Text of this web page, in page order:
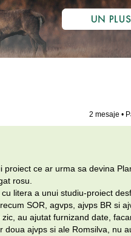
2 mesaje •
proiect ce ar urma sa devina
rosu.
litera a unui studiu-proiect
SOR, agvps, ajvps BR si
au ajutat furnizand date,
ajvps si ale Romsilva, nu